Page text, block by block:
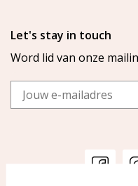
Let's stay in touch
Word lid van onze
Email